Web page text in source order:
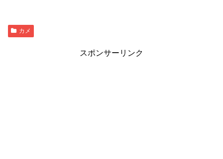
カメ
スポンサーリンク